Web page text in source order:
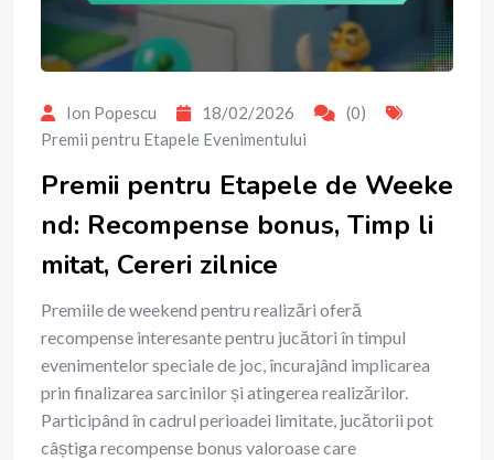
Ion Popescu 18/02/2026
(0)
Premii pentru Etapele Evenimentului
Premii pentru Etapele de Weeke
nd: Recompense bonus, Timp li
mitat, Cereri zilnice
Premiile de weekend pentru realizări oferă
recompense interesante pentru jucători în timpul
evenimentelor speciale de joc, încurajând implicarea
prin finalizarea sarcinilor și atingerea realizărilor.
Participând în cadrul perioadei limitate, jucătorii pot
câștiga recompense bonus valoroase care